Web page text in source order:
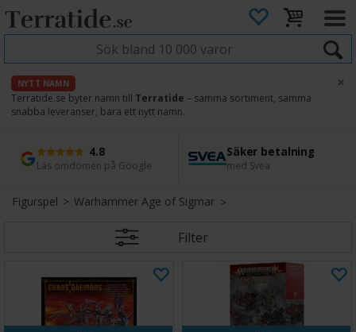
NYTT NAMN
Terratide.se byter namn till Terratide – samma sortiment, samma
snabba leveranser, bara ett nytt namn.
×
4.8
Läs omdömen på Google
Säker betalning
med Svea
Snabb leverans
Direkt från lager
45 dagars ångerrätt
Enkel retur
Figurspel>Warhammer Age of Sigmar
Filter